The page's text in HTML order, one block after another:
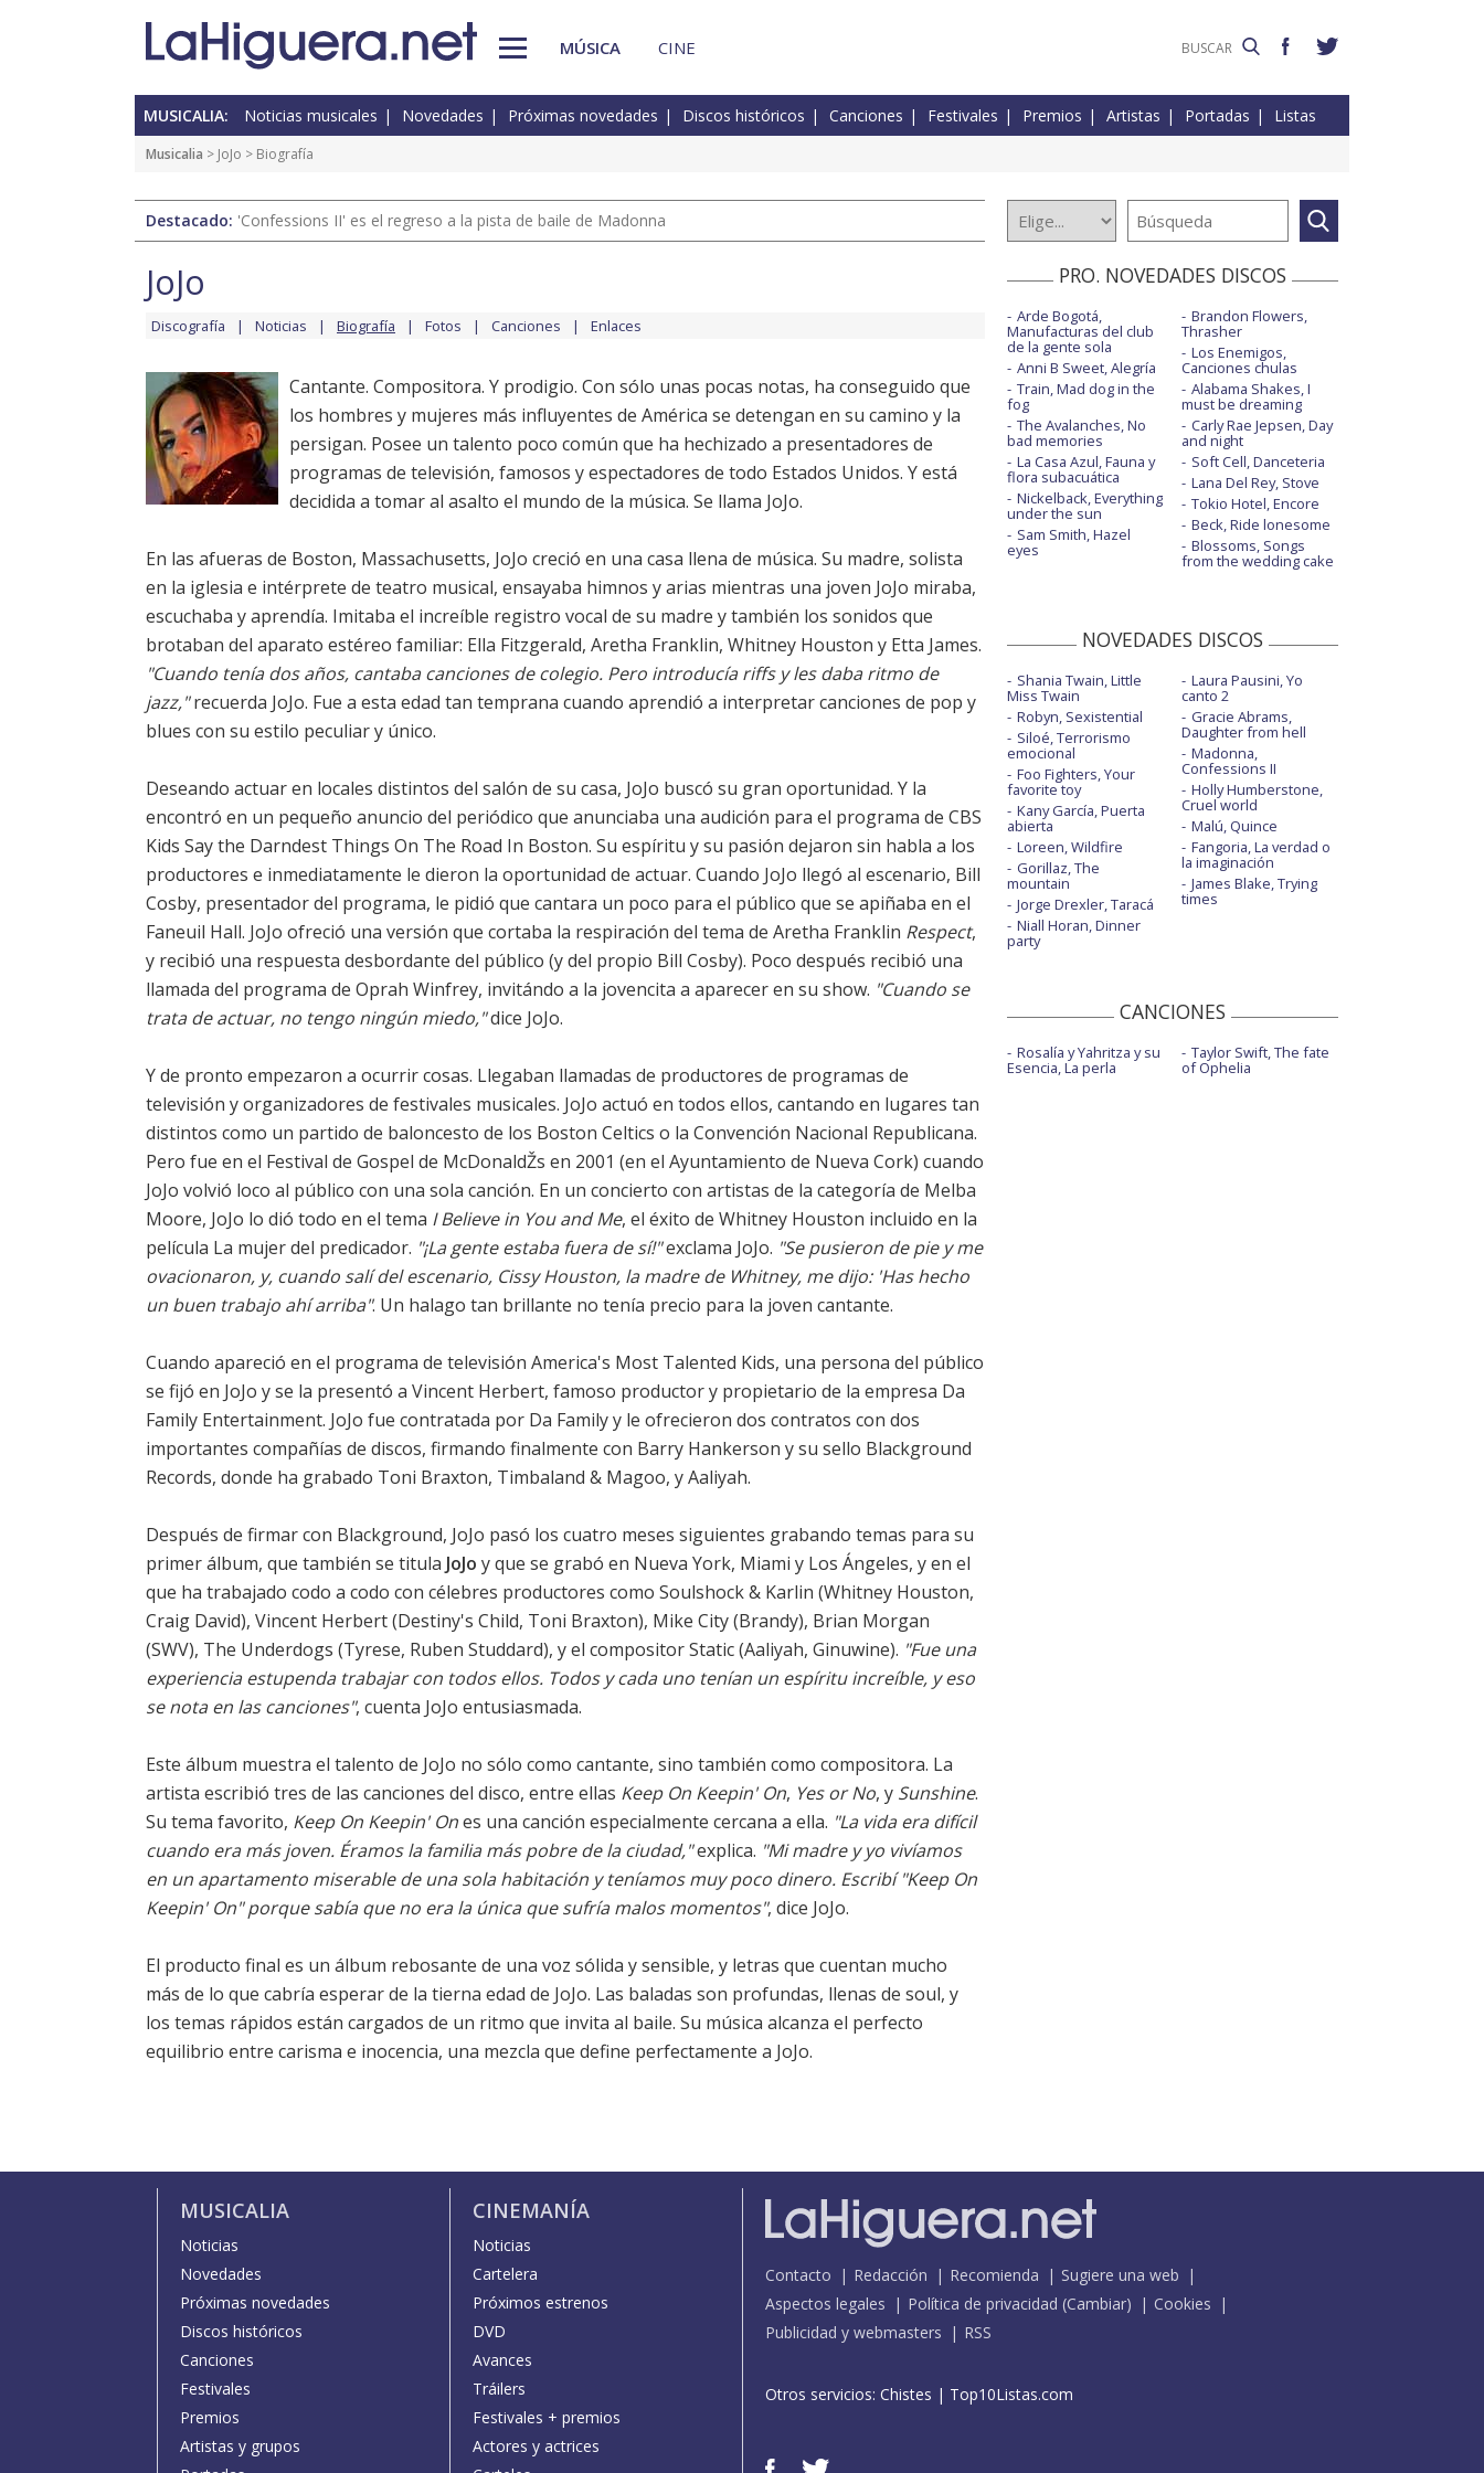
MÚSICA CINE
MUSICALIA: Noticias musicales Novedades Próximas novedades Discos históricos Canciones Festivales Premios Artistas Portadas Listas
Musicalia > JoJo > Biografía
Destacado: 'Confessions II' es el regreso a la pista de baile de Madonna
JoJo
Discografía Noticias Biografía Fotos Canciones Enlaces
Cantante. Compositora. Y prodigio. Con sólo unas pocas notas, ha conseguido que
los hombres y mujeres más influyentes de América se detengan en su camino y la
persigan. Posee un talento poco común que ha hechizado a presentadores de
programas de televisión, famosos y espectadores de todo Estados Unidos. Y está
decidida a tomar al asalto el mundo de la música. Se llama JoJo.
En las afueras de Boston, Massachusetts, JoJo creció en una casa llena de música. Su madre, solista
en la iglesia e intérprete de teatro musical, ensayaba himnos y arias mientras una joven JoJo miraba,
escuchaba y aprendía. Imitaba el increíble registro vocal de su madre y también los sonidos que
brotaban del aparato estéreo familiar: Ella Fitzgerald, Aretha Franklin, Whitney Houston y Etta James.
"Cuando tenía dos años, cantaba canciones de colegio. Pero introducía riffs y les daba ritmo de
jazz,"recuerda JoJo. Fue a esta edad tan temprana cuando aprendió a interpretar canciones de pop y
blues con su estilo peculiar y único.
Deseando actuar en locales distintos del salón de su casa, JoJo buscó su gran oportunidad. Y la
encontró en un pequeño anuncio del periódico que anunciaba una audición para el programa de CBS
Kids Say the Darndest Things On The Road In Boston. Su espíritu y su pasión dejaron sin habla a los
productores e inmediatamente le dieron la oportunidad de actuar. Cuando JoJo llegó al escenario, Bill
Cosby, presentador del programa, le pidió que cantara un poco para el público que se apiñaba en el
Faneuil Hall. JoJo ofreció una versión que cortaba la respiración del tema de Aretha Franklin Respect,
y recibió una respuesta desbordante del público (y del propio Bill Cosby). Poco después recibió una
llamada del programa de Oprah Winfrey, invitándo a la jovencita a aparecer en su show. "Cuando se
trata de actuar, no tengo ningún miedo,"dice JoJo.
Y de pronto empezaron a ocurrir cosas. Llegaban llamadas de productores de programas de
televisión y organizadores de festivales musicales. JoJo actuó en todos ellos, cantando en lugares tan
distintos como un partido de baloncesto de los Boston Celtics o la Convención Nacional Republicana.
Pero fue en el Festival de Gospel de McDonaldŽs en 2001 (en el Ayuntamiento de Nueva Cork) cuando
JoJo volvió loco al público con una sola canción. En un concierto con artistas de la categoría de Melba
Moore, JoJo lo dió todo en el tema I Believe in You and Me, el éxito de Whitney Houston incluido en la
película La mujer del predicador. "¡La gente estaba fuera de sí!"exclama JoJo. "Se pusieron de pie y me
ovacionaron, y, cuando salí del escenario, Cissy Houston, la madre de Whitney, me dijo: 'Has hecho
un buen trabajo ahí arriba". Un halago tan brillante no tenía precio para la joven cantante.
Cuando apareció en el programa de televisión America's Most Talented Kids, una persona del público
se fijó en JoJo y se la presentó a Vincent Herbert, famoso productor y propietario de la empresa Da
Family Entertainment. JoJo fue contratada por Da Family y le ofrecieron dos contratos con dos
importantes compañías de discos, firmando finalmente con Barry Hankerson y su sello Blackground
Records, donde ha grabado Toni Braxton, Timbaland & Magoo, y Aaliyah.
Después de firmar con Blackground, JoJo pasó los cuatro meses siguientes grabando temas para su
primer álbum, que también se titula JoJo y que se grabó en Nueva York, Miami y Los Ángeles, y en el
que ha trabajado codo a codo con célebres productores como Soulshock & Karlin (Whitney Houston,
Craig David), Vincent Herbert (Destiny's Child, Toni Braxton), Mike City (Brandy), Brian Morgan
(SWV), The Underdogs (Tyrese, Ruben Studdard), y el compositor Static (Aaliyah, Ginuwine). "Fue una
experiencia estupenda trabajar con todos ellos. Todos y cada uno tenían un espíritu increíble, y eso
se nota en las canciones", cuenta JoJo entusiasmada.
Este álbum muestra el talento de JoJo no sólo como cantante, sino también como compositora. La
artista escribió tres de las canciones del disco, entre ellas Keep On Keepin' On, Yes or No, y Sunshine.
Su tema favorito, Keep On Keepin' Ones una canción especialmente cercana a ella. "La vida era difícil
cuando era más joven. Éramos la familia más pobre de la ciudad,"explica. "Mi madre y yo vivíamos
en un apartamento miserable de una sola habitación y teníamos muy poco dinero. Escribí "Keep On
Keepin' On" porque sabía que no era la única que sufría malos momentos", dice JoJo.
El producto final es un álbum rebosante de una voz sólida y sensible, y letras que cuentan mucho
más de lo que cabría esperar de la tierna edad de JoJo. Las baladas son profundas, llenas de soul, y
los temas rápidos están cargados de un ritmo que invita al baile. Su música alcanza el perfecto
equilibrio entre carisma e inocencia, una mezcla que define perfectamente a JoJo.
PRO. NOVEDADES DISCOS
Arde Bogotá,
Manufacturas del club
de la gente sola
Anni B Sweet, Alegría
Train, Mad dog in the
fog
The Avalanches, No
bad memories
La Casa Azul, Fauna y
flora subacuática
Nickelback, Everything
under the sun
Sam Smith, Hazel
eyes
Brandon Flowers,
Thrasher
Los Enemigos,
Canciones chulas
Alabama Shakes, I
must be dreaming
Carly Rae Jepsen, Day
and night
Soft Cell, Danceteria
Lana Del Rey, Stove
Tokio Hotel, Encore
Beck, Ride lonesome
Blossoms, Songs
from the wedding cake
NOVEDADES DISCOS
Shania Twain, Little
Miss Twain
Robyn, Sexistential
Siloé, Terrorismo
emocional
Foo Fighters, Your
favorite toy
Kany García, Puerta
abierta
Loreen, Wildfire
Gorillaz, The
mountain
Jorge Drexler, Taracá
Niall Horan, Dinner
party
Laura Pausini, Yo
canto 2
Gracie Abrams,
Daughter from hell
Madonna,
Confessions II
Holly Humberstone,
Cruel world
Malú, Quince
Fangoria, La verdad o
la imaginación
James Blake, Trying
times
CANCIONES
Rosalía y Yahritza y su
Esencia, La perla
Taylor Swift, The fate
of Ophelia
MUSICALIA
Noticias
Novedades
Próximas novedades
Discos históricos
Canciones
Festivales
Premios
Artistas y grupos
CINEMANÍA
Noticias
Cartelera
Próximos estrenos
DVD
Avances
Tráilers
Festivales + premios
Actores y actrices
Contacto Redacción Recomienda
Sugiere una web
Aspectos legales
Política de privacidad (Cambiar)
Cookies
Publicidad y webmasters
RSS
Otros servicios: Chistes | Top10Listas.com